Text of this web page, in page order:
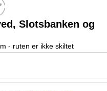
Slotsbanken og
- ruten er ikke skiltet